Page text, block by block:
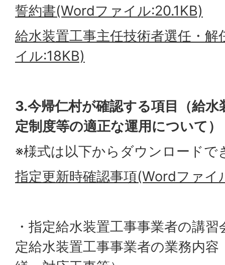
誓約書(Wordファイル:20.1KB)
給水装置工事主任技術者選任・
イル:18KB)
3.今帰仁村が確認する項目（給水
定制度等の適正な運用について）
※様式は以下からダウンロードで
指定更新時確認事項(Wordファイ
・指定給水装置工事事業者の講
定給水装置工事事業者の業務内